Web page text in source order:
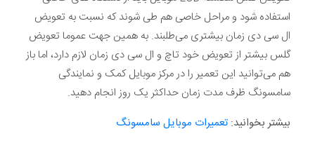
استفاده شود و مراحل خاصی هم طی شوند که نسبت به تعویض
ال سی دی زمان بیشتری می‌طلبند. به همین جهت عموما تعویض
گلس بیشتر از تعویض خود تاچ و ال سی دی زمان لازم دارد، اما باز
هم می‌توانید این تعمیر را در مرکز موبایل کمک و نمایندگی
سامسونگ ظرف مدت زمان حداکثر یک روز انجام دهید.
بیشتر بخوانید: تعمیرات موبایل سامسونگ